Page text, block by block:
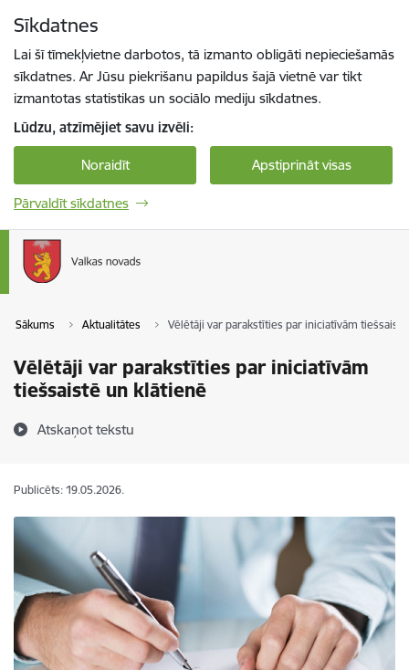
Sīkdatnes
Lai šī tīmekļvietne darbotos, tā izmanto obligāti nepieciešamās
sīkdatnes. Ar Jūsu piekrišanu papildus šajā vietnē var tikt
izmantotas statistikas un sociālo mediju sīkdatnes.
Lūdzu, atzīmējiet savu izvēli:
Noraidīt Apstiprināt visas
Pārvaldīt sīkdatnes
Sākums Aktualitātes Vēlētāji var parakstīties par iniciatīvām
Vēlētāji var parakstīties par iniciatīvām
tiešsaistē un klātienē
Atskaņot tekstu
Publicēts: 19.05.2026.